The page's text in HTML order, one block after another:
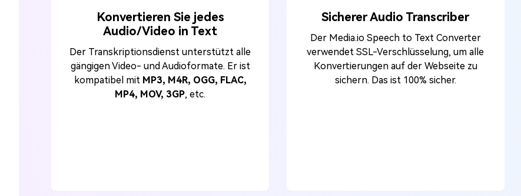
Konvertieren Sie jedes
Audio/Video in Text
Der Transkriptionsdienst unterstützt alle
gängigen Video- und Audioformate. Er ist
kompatibel mit MP3, M4R, OGG, FLAC,
MP4, MOV, 3GP, etc.
Sicherer Audio Transcriber
Der Media.io Speech to Text Converter
verwendet SSL-Verschlüsselung, um alle
Konvertierungen auf der Webseite zu
sichern. Das ist 100% sicher.